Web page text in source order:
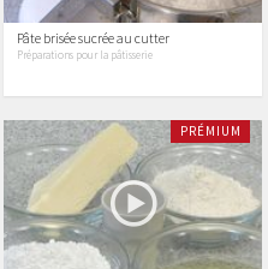
Pâte brisée sucrée au cutter
Préparations pour la pâtisserie
PRÉMIUM